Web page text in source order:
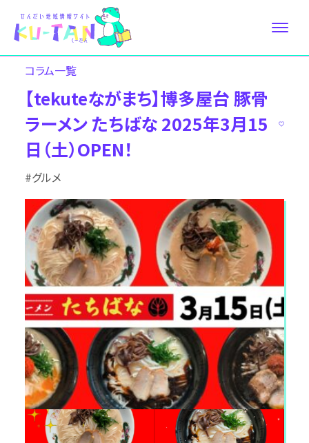
コラム⼀覧
【tekuteながまち】博多屋台 豚骨
ラーメン たちばな 2025年3月15
日（土）OPEN！
#グルメ